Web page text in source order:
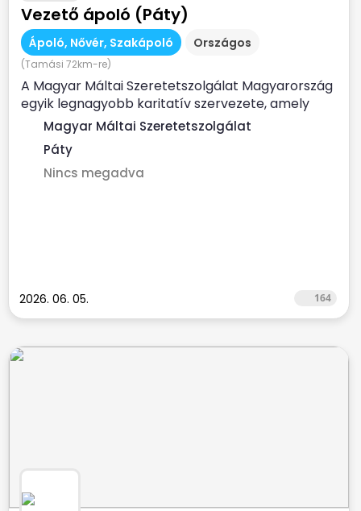
Vezető ápoló (Páty)
Ápoló, Nővér, Szakápoló Országos
(Tamási 72km-re)
A Magyar Máltai Szeretetszolgálat Magyarország
egyik legnagyobb karitatív szervezete, amely
évente több százezer...
Magyar Máltai Szeretetszolgálat
Páty
Nincs megadva
2026. 06. 05. 164